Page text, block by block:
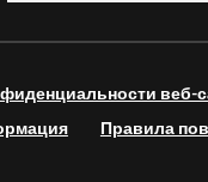
веб-
Правила